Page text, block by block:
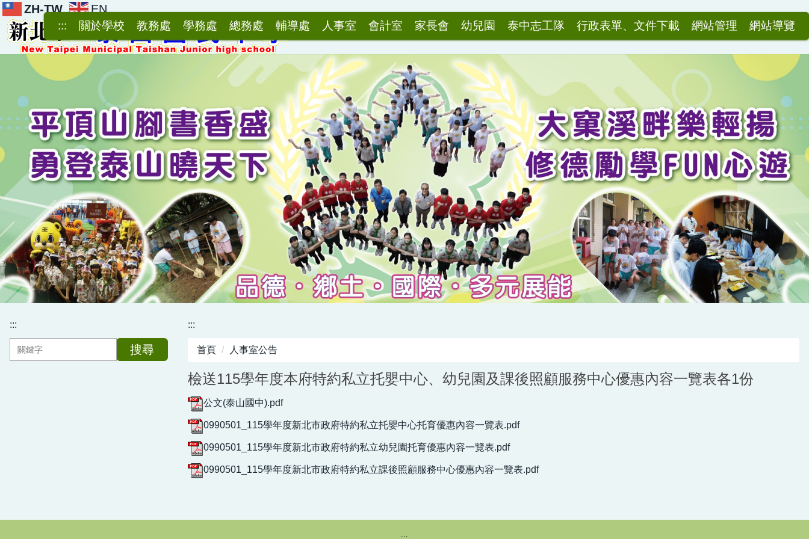
跳
到
主
要
ZH-TW EN
::: 關於學校 教務處 學務處 總務處 輔導處 人事室 會計室 家長會 幼兒園 泰中志工隊 行政表單、文件下載 網站管理 網站導覽
:::
搜尋
:::
首頁 人事室公告
檢送115學年度本府特約私立托嬰中心、幼兒園及課後照顧服務中心優惠內容一覽表各1份
公文(泰山國中).pdf
0990501_115學年度新北市政府特約私立托嬰中心托育優惠內容一覽表.pdf
0990501_115學年度新北市政府特約私立幼兒園托育優惠內容一覽表.pdf
0990501_115學年度新北市政府特約私立課後照顧服務中心優惠內容一覽表.pdf